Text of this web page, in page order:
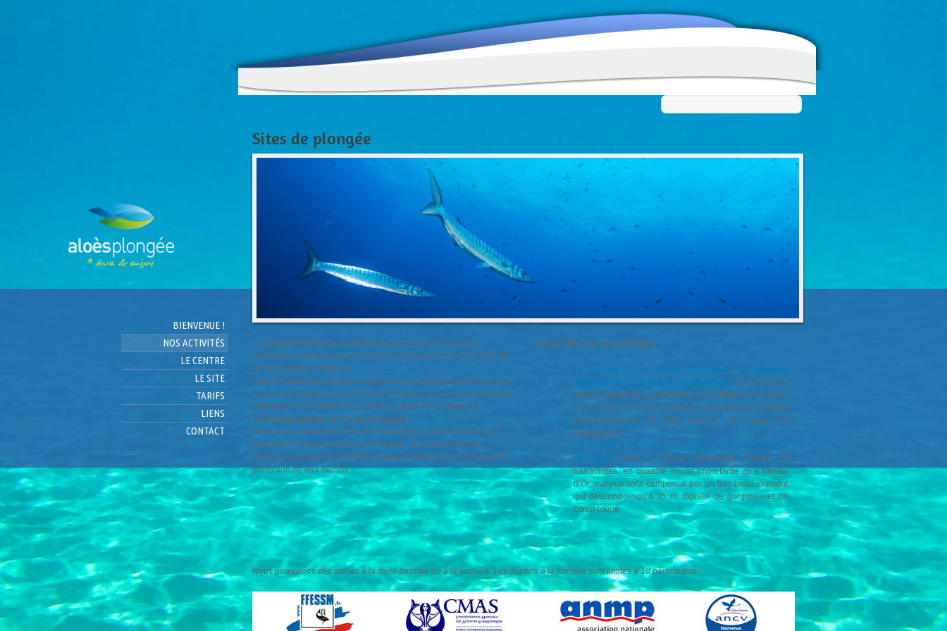
BIENVENUE !
NOS ACTIVITÉS
LE CENTRE
LE SITE
TARIFS
LIENS
CONTACT
Sites de plongée
La situation idéale de la résidence vous permet d’accéder
rapidement sur les plus beaux sites de plongées situés au cœur de
la côte rocheuse catalane.
L’atout majeur des plongées organisées au départ des Aloès est sa
localisation géographique. En effet, quelques minutes de navigation
suffisent pour atteindre les plus beaux spots de plongée de
la Réserve Marine de Cerbère-Banyuls.
Nous vous proposons (selon les conditions météo) des plongées
quotidiennes sur les sites de la Réserve. Vous pourrez ainsi
observer une grande diversité d’espèces bénéficiant de la mise en
protection de leur habitat.
Deux sites à ne pas manquer :
Le premier, à 35 mn de navigation : la
Réserve
Naturelle du Cap Creus, en Espagne. Ce spot nous
offre un spectacle inoubliable sur l’île Massa d’Or. Dans
la zone des 20 m vous pourrez observer une quantité
impressionnante de gros mérous, de bancs de
barracudas…
Le second, à 25 mn de navigation, se nomme le Sec
del Moli. Vous y verrez également mérous et
barracudas, en quantité moins importante qu’à Massa
d’Or, mais ce sera compensé par un très beau tombant
qui descend jusqu’à 35 m, tapissé de gorgones et de
corail rouge.
Nous proposons des sorties à la demi-journée ou à la journée. Les départs à la journée sont limités à 10 participants.